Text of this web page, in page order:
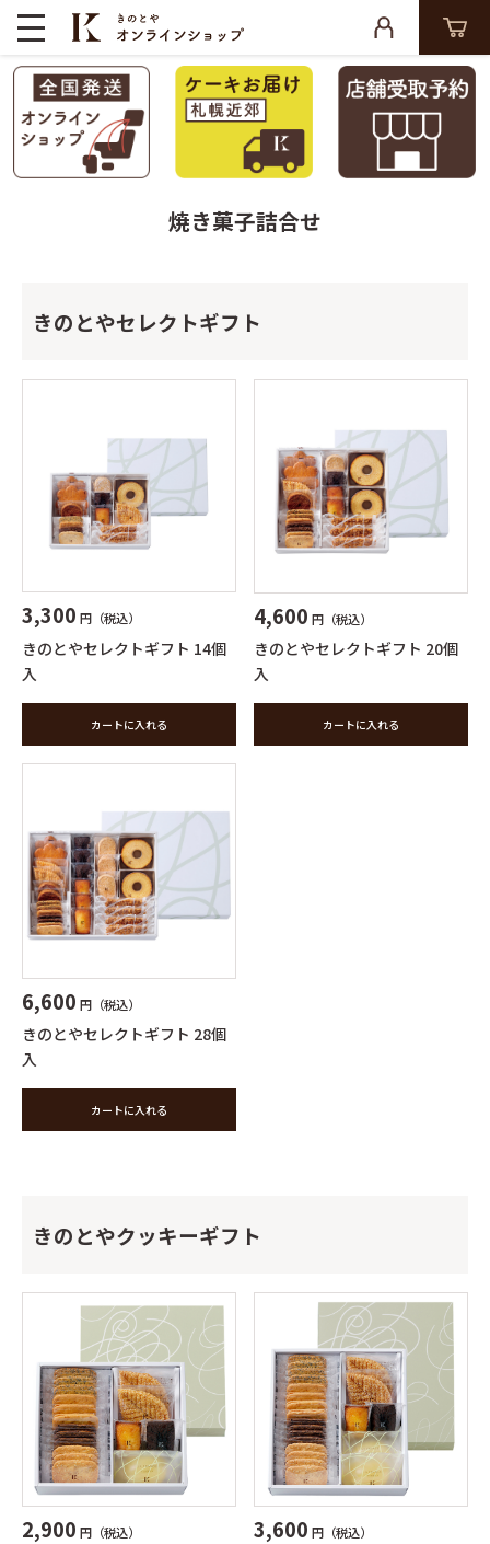
焼き菓子詰合せ
きのとやセレクトギフト
3,300 円（税込）
きのとやセレクトギフト 14個
入
カートに入れる
4,600 円（税込）
きのとやセレクトギフト 20個
入
カートに入れる
6,600 円（税込）
きのとやセレクトギフト 28個
入
カートに入れる
きのとやクッキーギフト
2,900 円（税込） 3,600 円（税込）